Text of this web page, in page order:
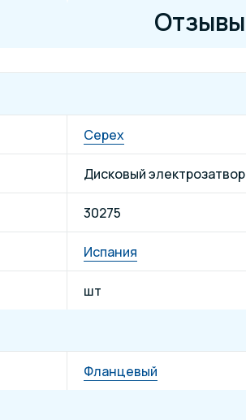
Отзывы
Cepex
Дисковый электрозатвор
30275
Испания
шт
Фланцевый